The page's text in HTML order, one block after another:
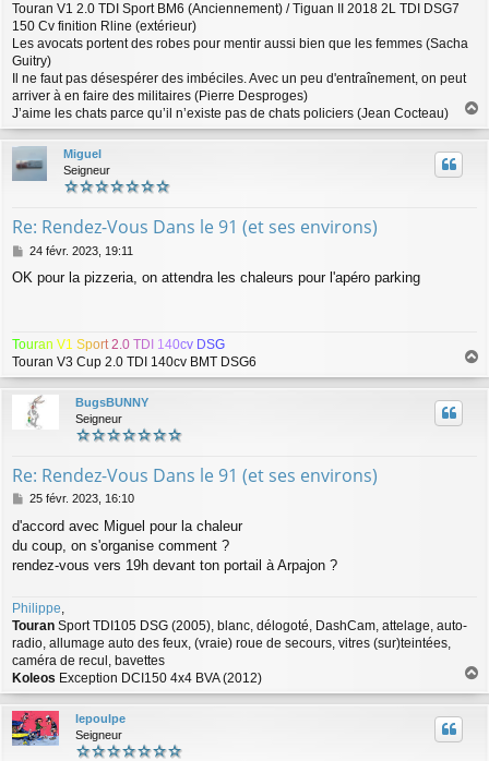
Touran V1 2.0 TDI Sport BM6 (Anciennement) / Tiguan II 2018 2L TDI DSG7
150 Cv finition Rline (extérieur)
Les avocats portent des robes pour mentir aussi bien que les femmes (Sacha
Guitry)
Il ne faut pas désespérer des imbéciles. Avec un peu d'entraînement, on peut
arriver à en faire des militaires (Pierre Desproges)
J’aime les chats parce qu’il n’existe pas de chats policiers (Jean Cocteau)
a
u
Miguel
Seigneur
Re: Rendez-Vous Dans le 91 (et ses environs)
M
s
e
24 févr. 2023, 19:11
OK pour la pizzeria, on attendra les chaleurs pour l'apéro parking
Touran V1 Sport 2 0 TDI 1 40cv DSG
Touran V3 Cup 2.0 TDI 140cv BMT DSG6
u
BugsBUNNY
Seigneur
Re: Rendez-Vous Dans le 91 (et ses environs)
M
s
s
a
25 févr. 2023, 16:10
d'accord avec Miguel pour la chaleur
du coup, on s'organise comment ?
rendez-vous vers 19h devant ton portail à Arpajon ?
Philippe,
Touran Sport TDI105 DSG (2005), blanc, délogoté, DashCam, attelage, auto-
radio, allumage auto des feux, (vraie) roue de secours, vitres (sur)teintées,
caméra de recul, bavettes
Koleos Exception DCI150 4x4 BVA (2012)
a
u
lepoulpe
Seigneur